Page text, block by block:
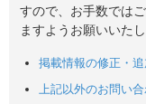
すので、お手数では
ますようお願いいたし
掲載情報の修正・
上記以外のお問い